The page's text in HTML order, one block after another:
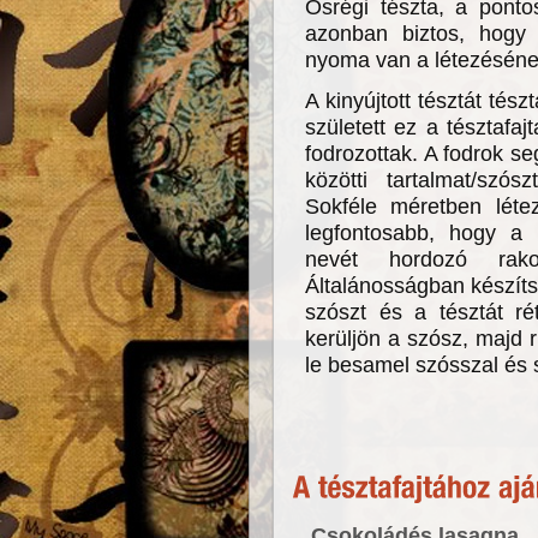
Ősrégi tészta, a
azonban biztos,
nyoma van a
A kinyújtott tésztát
született ez a
fodrozottak. A fodrok
közötti tartalmat/
Sokféle méretben
legfontosabb, hogy a
nevét hordozó
Általánosságban
szószt és a tésztát
kerüljön a szósz, majd
le besamel szósszal és